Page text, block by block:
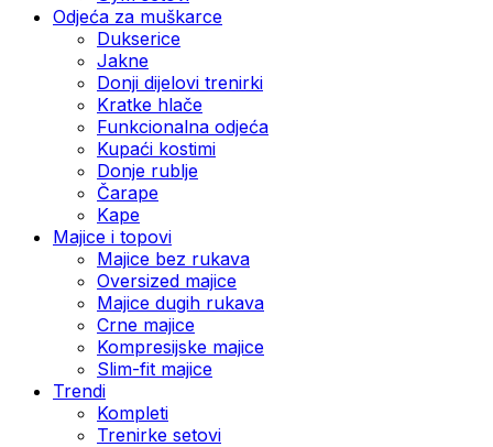
Odjeća za muškarce
Dukserice
Jakne
Donji dijelovi trenirki
Kratke hlače
Funkcionalna odjeća
Kupaći kostimi
Donje rublje
Čarape
Kape
Majice i topovi
Majice bez rukava
Oversized majice
Majice dugih rukava
Crne majice
Kompresijske majice
Slim-fit majice
Trendi
Kompleti
Trenirke setovi